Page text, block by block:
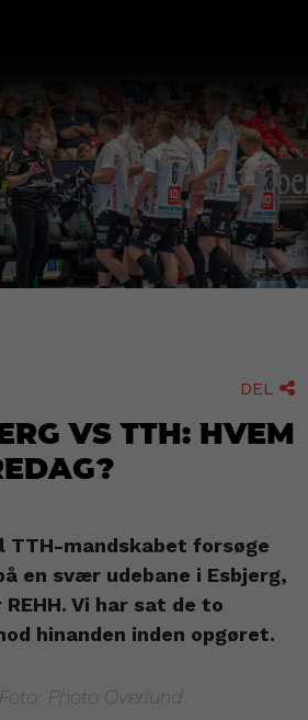
DEL 
vs TTH: Hvem
TTH-mandskabet forsøge
en svær udebane i Esbjerg,
Vi har sat de to
hinanden inden opgøret.
Photo Overlund